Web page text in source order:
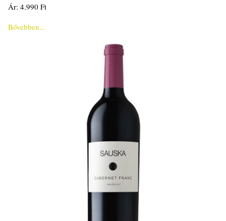
Ár: 4.990 Ft
Bővebben...